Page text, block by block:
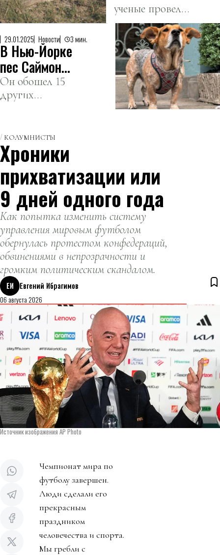
общения
совместных
собаками, так
как ему не
хватает
общения с
животными
тобет с
тибетским
мастифом
опровергнута
ученые провели
масштабное
исследование
происхождения
казахской
национальной
породы собак
— тобет.
29.01.2025 Новости 3 мин.
В Нью-Йорке
пес Саймон
торжественно
вступил в
собачьего
мэра
Он обошел 15
других
должность и
стал вторым
мэром-псом в
истории Нью-
Йорка.
КОЛУМНИСТЫ
Хроники
прихватизации или
9 дней одного года
Как попытка изменить систему
управления мировым футболом
обернулась протестом конфедераций,
обвинениями в непрозрачности и
громким политическим скандалом.
ЕИ
Евгений Ибрагимов
06 августа 2026
Источник изображения AP Photo
Чемпионат мира по
футболу завершен.
Люди сделали его
прекрасным
праздником
человечества и спорта.
Мы гребли с